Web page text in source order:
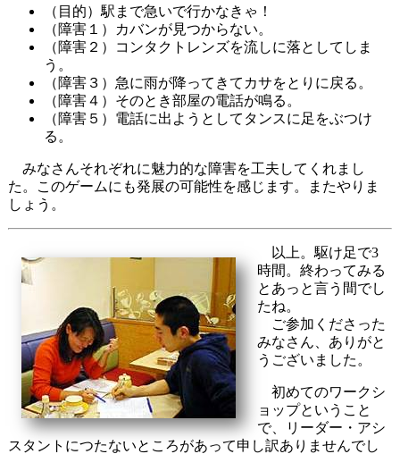
（目的）駅まで急いで行かなきゃ！
（障害１）カバンが見つからない。
（障害２）コンタクトレンズを流しに落としてしま
う。
（障害３）急に雨が降ってきてカサをとりに戻る。
（障害４）そのとき部屋の電話が鳴る。
（障害５）電話に出ようとしてタンスに足をぶつけ
る。
みなさんそれぞれに魅力的な障害を工夫してくれまし
た。このゲームにも発展の可能性を感じます。またやりま
しょう。
以上。駆け足で3
時間。終わってみる
とあっと言う間でし
たね。
ご参加くださった
みなさん、ありがと
うございました。
初めてのワークシ
ョップということ
で、リーダー・アシ
スタントにつたないところがあって申し訳ありませんでし